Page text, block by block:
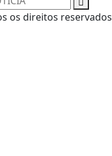
os direitos reservados